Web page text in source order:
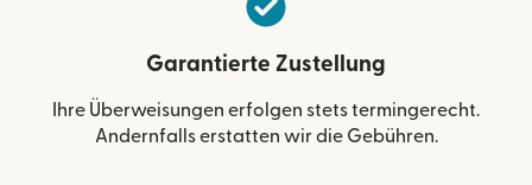
Garantierte Zustellung
Ihre Überweisungen erfolgen stets termingerecht.
Andernfalls erstatten wir die Gebühren.